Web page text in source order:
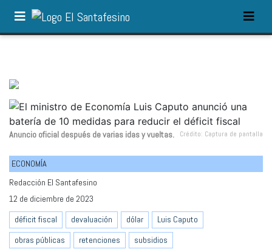
Anuncio oficial después de varias idas y vueltas. Crédito: Captura de pantalla
ECONOMÍA
Redacción El Santafesino
12 de diciembre de 2023
déficit fiscal
devaluación dólar
Luis Caputo
obras públicas
retenciones subsidios